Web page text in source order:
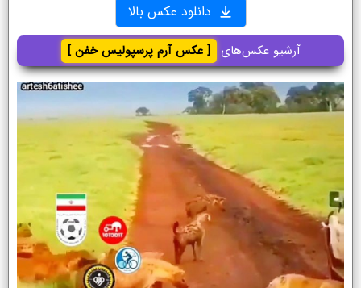
دانلود عکس بالا
آرشیو عکس‌های [ عکس آرم پرسپولیس خفن ]